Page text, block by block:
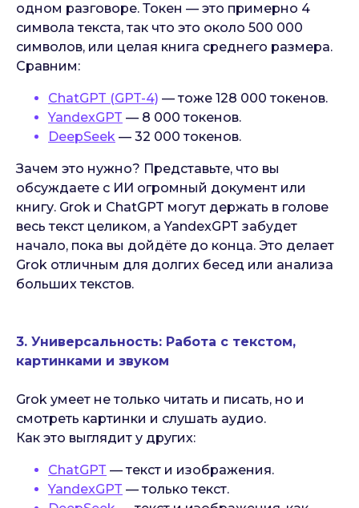
одном разговоре. Токен — это примерно 4
символа текста, так что это около 500 000
символов, или целая книга среднего размера.
Сравним:
ChatGPT (GPT-4) — тоже 128 000 токенов.
YandexGPT — 8 000 токенов.
DeepSeek — 32 000 токенов.
Зачем это нужно? Представьте, что вы
обсуждаете с ИИ огромный документ или
книгу. Grok и ChatGPT могут держать в голове
весь текст целиком, а YandexGPT забудет
начало, пока вы дойдёте до конца. Это делает
Grok отличным для долгих бесед или анализа
больших текстов.
3. Универсальность: Работа с текстом,
картинками и звуком
Grok умеет не только читать и писать, но и
смотреть картинки и слушать аудио.
Как это выглядит у других:
ChatGPT — текст и изображения.
YandexGPT — только текст.